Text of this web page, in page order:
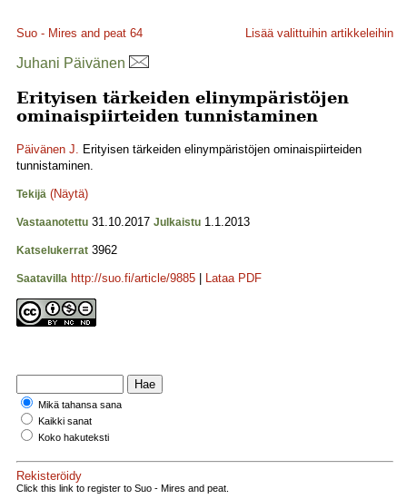
Suo - Mires and peat 64 Lisää valittuihin artikkeleihin
Juhani Päivänen
Erityisen tärkeiden elinympäristöjen
ominaispiirteiden tunnistaminen
Päivänen J. Erityisen tärkeiden elinympäristöjen ominaispiirteiden
tunnistaminen.
Tekijä (Näytä)
Vastaanotettu 31.10.2017 Julkaistu 1.1.2013
Katselukerrat 3962
Saatavilla http://suo.fi/article/9885 Lataa PDF
Mikä tahansa sana
Kaikki sanat
Koko hakuteksti
Rekisteröidy
Click this link to register to Suo - Mires and peat.